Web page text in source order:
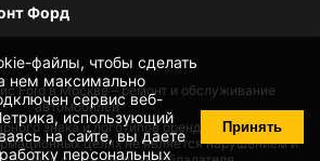
файлы, чтобы сделать
нем максимально
сервис веб-
использующий
на сайте, вы даете
персональных
Принять
Форд
Ford в Москве – ремонт и обслуживание
автомобилей
знака и логотипов бренда происходит
целях не является нарушением и